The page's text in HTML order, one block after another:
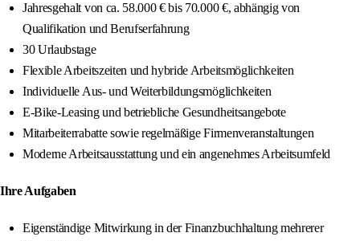
Jahresgehalt von ca. 58.000 € bis 70.000 €, abhängig von
Qualifikation und Berufserfahrung
30 Urlaubstage
Flexible Arbeitszeiten und hybride Arbeitsmöglichkeiten
Individuelle Aus- und Weiterbildungsmöglichkeiten
E-Bike-Leasing und betriebliche Gesundheitsangebote
Mitarbeiterrabatte sowie regelmäßige Firmenveranstaltungen
Moderne Arbeitsausstattung und ein angenehmes Arbeitsumfeld
Ihre Aufgaben
Eigenständige Mitwirkung in der Finanzbuchhaltung mehrerer